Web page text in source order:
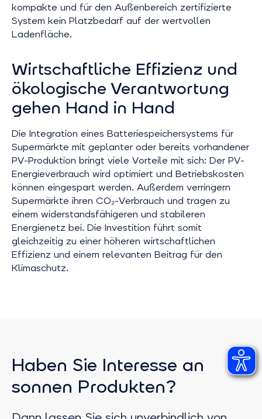
kompakte und für den Außenbereich zertifizierte
System kein Platzbedarf auf der wertvollen
Ladenfläche.
Wirtschaftliche Effizienz und
ökologische Verantwortung
gehen Hand in Hand
Die Integration eines Batteriespeichersystems für
Supermärkte mit geplanter oder bereits vorhandener
PV-Produktion bringt viele Vorteile mit sich: Der PV-
Energieverbrauch wird optimiert und Betriebskosten
können eingespart werden. Außerdem verringern
Supermärkte ihren CO₂-Verbrauch und tragen zu
einem widerstandsfähigeren und stabileren
Energienetz bei. Die Investition führt somit
gleichzeitig zu einer höheren wirtschaftlichen
Effizienz und einem relevanten Beitrag für den
Klimaschutz.
Haben Sie Interesse an
sonnen Produkten?